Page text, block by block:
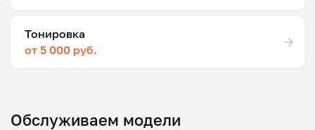
Тонировка
от 5 000 руб.
Обслуживаем модели